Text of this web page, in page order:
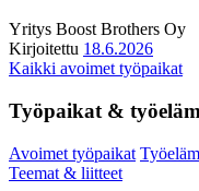
Yritys Boost Brothers Oy
Kirjoitettu 18.6.2026
Kaikki avoimet työpaikat
Työpaikat &
Avoimet työpaikat
Teemat & liitteet